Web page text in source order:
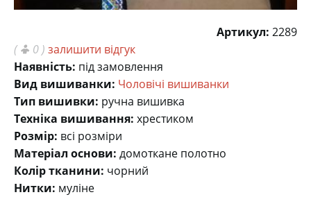
Артикул: 2289
(
0 ) залишити відгук
Наявність: під замовлення
Вид вишиванки: Чоловічі вишиванки
Тип вишивки: ручна вишивка
Техніка вишивання: хрестиком
Розмір: всі розміри
Матеріал основи: домоткане полотно
Колір тканини: чорний
Нитки: муліне